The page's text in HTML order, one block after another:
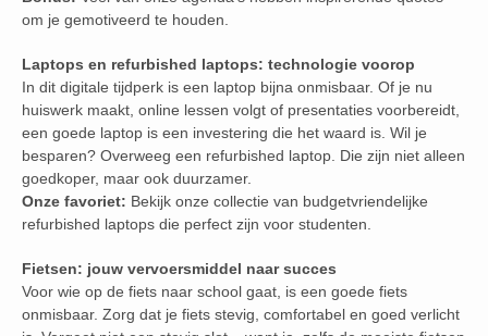
om je gemotiveerd te houden.
Laptops en refurbished laptops: technologie voorop
In dit digitale tijdperk is een laptop bijna onmisbaar. Of je nu
huiswerk maakt, online lessen volgt of presentaties voorbereidt,
een goede laptop is een investering die het waard is. Wil je
besparen? Overweeg een refurbished laptop. Die zijn niet alleen
goedkoper, maar ook duurzamer.
Onze favoriet: Bekijk onze collectie van budgetvriendelijke
refurbished laptops die perfect zijn voor studenten.
Fietsen: jouw vervoersmiddel naar succes
Voor wie op de fiets naar school gaat, is een goede fiets
onmisbaar. Zorg dat je fiets stevig, comfortabel en goed verlicht